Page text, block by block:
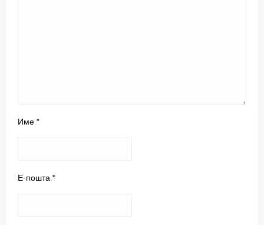
Име *
Е-пошта *